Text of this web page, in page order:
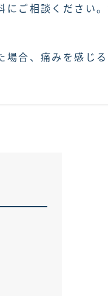
にご相談ください
場合、痛みを感じ